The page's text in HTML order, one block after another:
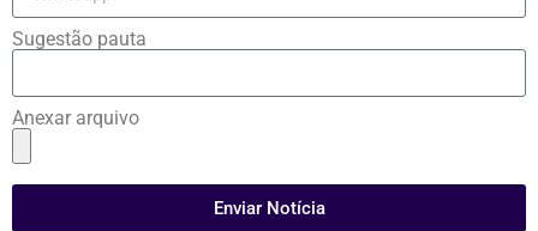
Sugestão pauta
Anexar arquivo
Enviar Notícia